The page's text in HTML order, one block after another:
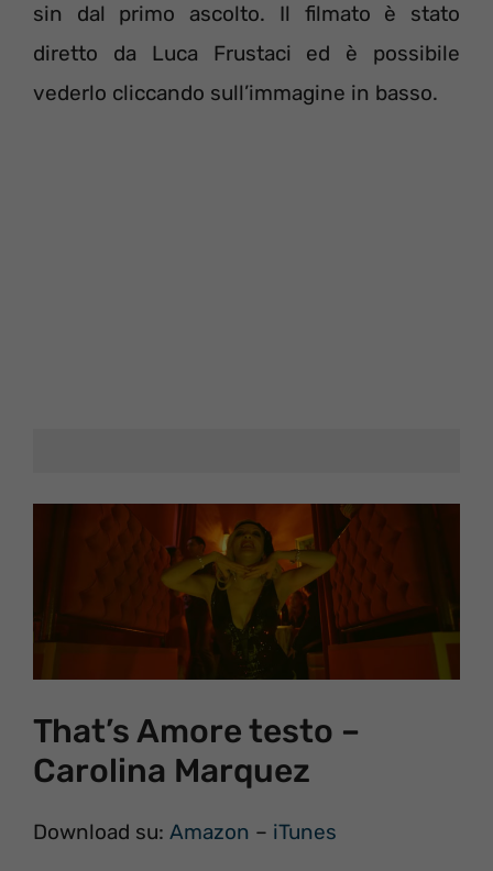
sin dal primo ascolto. Il filmato è stato
diretto da Luca Frustaci ed è possibile
vederlo cliccando sull’immagine in basso.
That’s Amore testo –
Carolina Marquez
Download su: Amazon – iTunes